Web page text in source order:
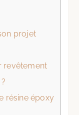
projet
revêtement
résine époxy